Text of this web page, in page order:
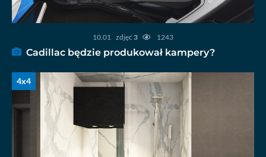
10.01 zdjęć 3 1243
Cadillac będzie produkował kampery?
4x4